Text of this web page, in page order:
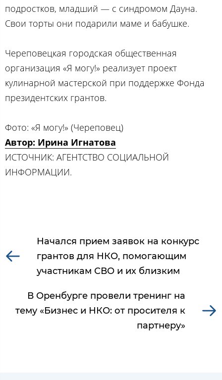
подростков, младший — с синдромом Дауна.
Свои торты они подарили маме и бабушке.
Череповецкая городская общественная
организация «Я могу!» реализует проект
кулинарной мастерской при поддержке Фонда
президентских грантов.
Фото: «Я могу!» (Череповец)
Автор: Ирина Игнатова
ИСТОЧНИК: АГЕНТСТВО СОЦИАЛЬНОЙ
ИНФОРМАЦИИ.
Начался прием заявок на конкурс
грантов для НКО, помогающим
участникам СВО и их близким
В Оренбурге провели тренинг на
тему «Бизнес и НКО: от просителя к
партнеру»